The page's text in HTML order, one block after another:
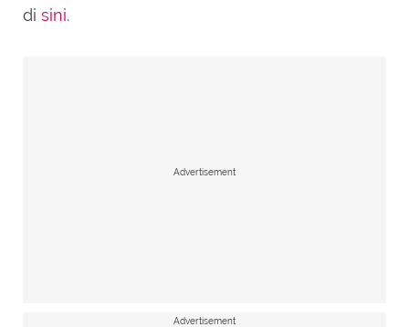
di sini.
Advertisement
Advertisement